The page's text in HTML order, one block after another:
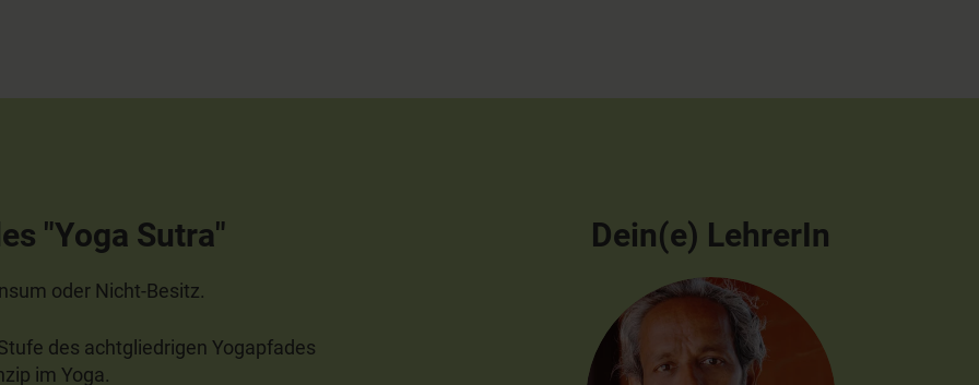
"Yoga Sutra"
oder Nicht-Besitz.
des achtgliedrigen Yogapfades
im Yoga.
Dein(e) LehrerIn